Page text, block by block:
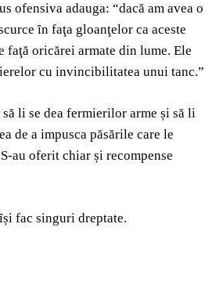
ofensiva adauga: “dacă am avea o
ȋn faţa gloanţelor ca aceste
faţă oricărei armate din lume. Ele
cu invincibilitatea unui tanc.”
li se dea fermierilor arme și să li
de a impusca păsările care le
au oferit chiar și recompense
fac singuri dreptate.